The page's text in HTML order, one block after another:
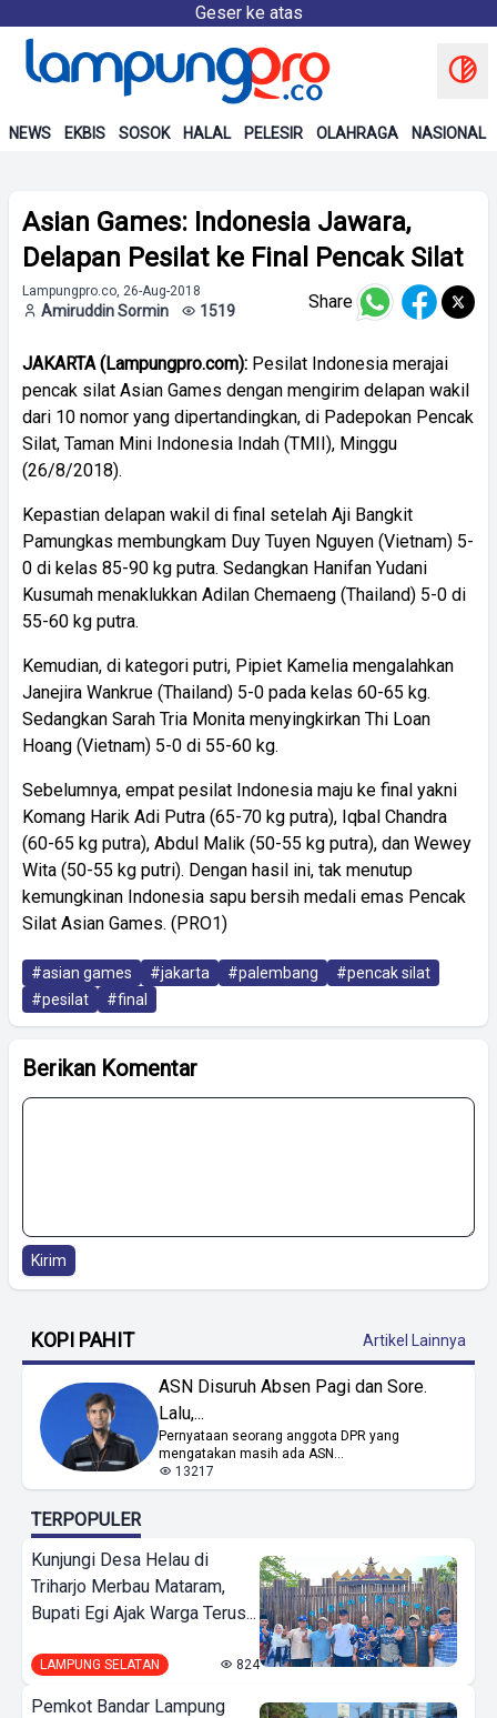
Geser ke atas
NEWS EKBIS SOSOK HALAL PELESIR OLAHRAGA NASIONAL
Asian Games: Indonesia Jawara,
Delapan Pesilat ke Final Pencak Silat
Lampungpro.co, 26-Aug-2018
Amiruddin Sormin 1519 Share
JAKARTA (Lampungpro.com): Pesilat Indonesia merajai
pencak silat Asian Games dengan mengirim delapan wakil
dari 10 nomor yang dipertandingkan, di Padepokan Pencak
Silat, Taman Mini Indonesia Indah (TMII), Minggu
(26/8/2018).
Kepastian delapan wakil di final setelah Aji Bangkit
Pamungkas membungkam Duy Tuyen Nguyen (Vietnam) 5-
0 di kelas 85-90 kg putra. Sedangkan Hanifan Yudani
Kusumah menaklukkan Adilan Chemaeng (Thailand) 5-0 di
55-60 kg putra.
Kemudian, di kategori putri, Pipiet Kamelia mengalahkan
Janejira Wankrue (Thailand) 5-0 pada kelas 60-65 kg.
Sedangkan Sarah Tria Monita menyingkirkan Thi Loan
Hoang (Vietnam) 5-0 di 55-60 kg.
Sebelumnya, empat pesilat Indonesia maju ke final yakni
Komang Harik Adi Putra (65-70 kg putra), Iqbal Chandra
(60-65 kg putra), Abdul Malik (50-55 kg putra), dan Wewey
Wita (50-55 kg putri). Dengan hasil ini, tak menutup
kemungkinan Indonesia sapu bersih medali emas Pencak
Silat Asian Games. (PRO1)
#asian games #jakarta #palembang
#pencak silat
#pesilat
#final
Berikan Komentar
Kirim
KOPI PAHIT Artikel Lainnya
ASN Disuruh Absen Pagi dan Sore.
Lalu,...
Pernyataan seorang anggota DPR yang
mengatakan masih ada ASN...
13217
TERPOPULER
Kunjungi Desa Helau di
Triharjo Merbau Mataram,
Bupati Egi Ajak Warga Terus...
LAMPUNG SELATAN 824
Pemkot Bandar Lampung